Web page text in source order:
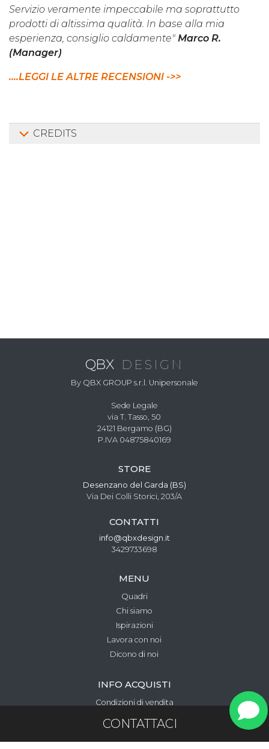
Servizio veramente impeccabile ma soprattutto
prodotti di altissima qualità. In base alla mia
esperienza, consiglio caldamente" Marco R.
(Manager)
....LEGGI LE ALTRE RECENSIONI ->>
CREDITS
CONTATTACI
QBX DESIGN
By QBX GROUP s.r.l. Unipersonale
Sede Legale
via T. Tasso, 50
24121 Bergamo (BG)
P.IVA 04875840169
STORE
Desenzano del Garda (BS)
Via Dei Colli Storici, 203/A
CONTATTI
info@qbxdesign.it
3429733698
MENU
Quadri
Chi siamo
Ispirazioni
Lavora con noi
Dicono di noi
INFO ACQUISTI
Condizioni di vendita
Metodi di pagamento